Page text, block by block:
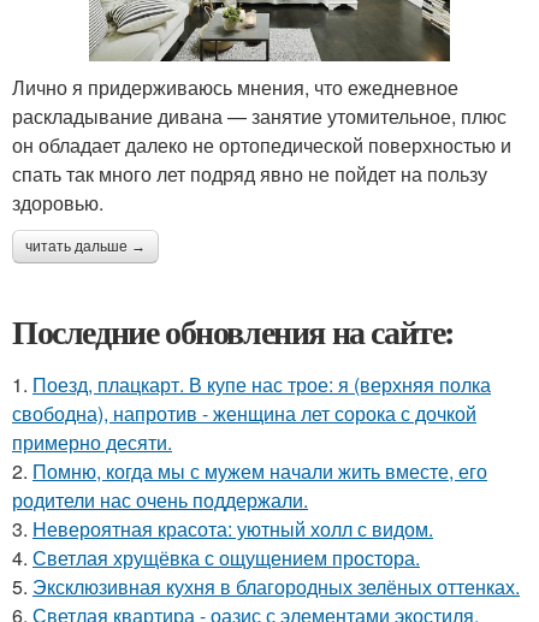
Лично я придерживаюсь мнения, что ежедневное
раскладывание дивана — занятие утомительное, плюс
он обладает далеко не ортопедической поверхностью и
спать так много лет подряд явно не пойдет на пользу
здоровью.
читать дальше →
Последние обновления на сайте:
1. Поезд, плацкарт. В купе нас трое: я (верхняя полка
свободна), напротив - женщина лет сорока с дочкой
примерно десяти.
2. Помню, когда мы с мужем начали жить вместе, его
родители нас очень поддержали.
3. Невероятная красота: уютный холл с видом.
4. Светлая хрущёвка с ощущением простора.
5. Эксклюзивная кухня в благородных зелёных оттенках.
6. Светлая квартира - оазис с элементами экостиля.